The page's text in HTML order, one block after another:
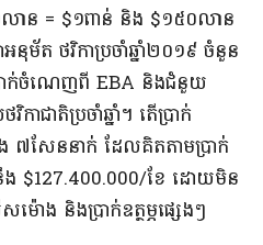
ាន = $១​ពាន់ និង $១៥០​លាន​
នុម័ត ថវិកា​ប្រចាំឆ្នាំ​២០១៩ ចំនួន
ាក់​ចំណេញ​ពី EBA និង​ជំនួយ​
ជាតិ​ប្រចាំឆ្នាំ​។ តើ​ប្រាក់​
ង ៧​សែន​នាក់ ដែល​គិត​តាម​ប្រាក់​
ង $127.400.000/​ខែ ដោយ​មិន​
ម៉ោង និង​ប្រាក់ឧត្ថម្ភ​ផ្សេងៗ​